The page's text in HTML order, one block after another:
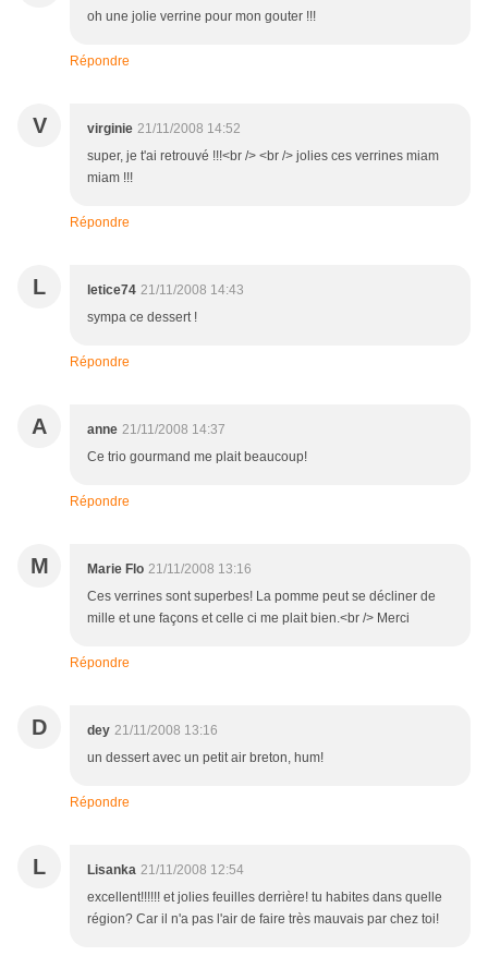
oh une jolie verrine pour mon gouter !!!
Répondre
V virginie 21/11/2008 14:52
super, je t'ai retrouvé !!!<br /> <br /> jolies ces verrines miam
miam !!!
Répondre
L letice74 21/11/2008 14:43
sympa ce dessert !
Répondre
A anne 21/11/2008 14:37
Ce trio gourmand me plait beaucoup!
Répondre
M Marie Flo 21/11/2008 13:16
Ces verrines sont superbes! La pomme peut se décliner de
mille et une façons et celle ci me plait bien.<br /> Merci
Répondre
D dey 21/11/2008 13:16
un dessert avec un petit air breton, hum!
Répondre
L Lisanka 21/11/2008 12:54
excellent!!!!!! et jolies feuilles derrière! tu habites dans quelle
région? Car il n'a pas l'air de faire très mauvais par chez toi!